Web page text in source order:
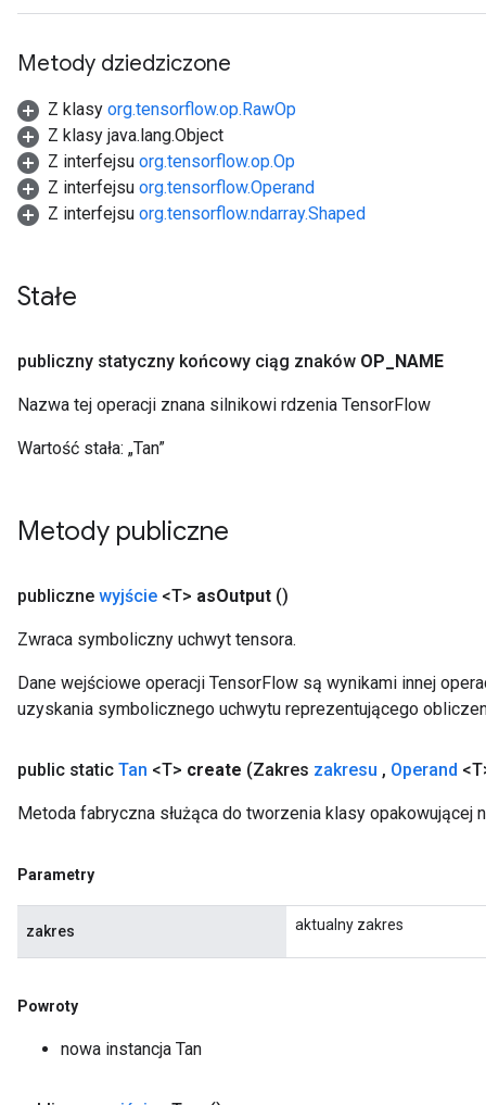
Metody dziedziczone
Z klasy org.tensorflow.op.RawOp
Z klasy java.lang.Object
Z interfejsu org.tensorflow.op.Op
Z interfejsu org.tensorflow.Operand
Z interfejsu org.tensorflow.ndarray.Shaped
Stałe
publiczny statyczny końcowy ciąg znaków OP NAME
Nazwa tej operacji znana silnikowi rdzenia TensorFlow
Wartość stała: „Tan”
Metody publiczne
publiczne wyjście <T> asOutput ()
Zwraca symboliczny uchwyt tensora.
Dane wejściowe operacji TensorFlow są wynikami innej
uzyskania symbolicznego uchwytu reprezentującego
public static Tan <T> create (Zakres zakresu , Operand
Metoda fabryczna służąca do tworzenia klasy opakowującej
Parametry
zakres aktualny zakres
Powroty
nowa instancja Tan